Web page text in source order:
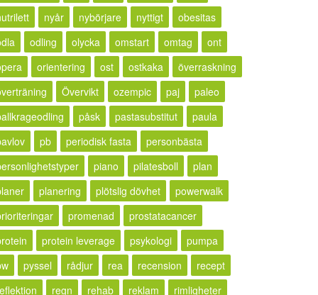
nyår nybörjare nyttigt
obesitas
odling olycka omstart omtag
ont
orientering ost ostkaka
överraskning
Övervikt ozempic paj
paleo
påsk pastasubstitut
paula
pb periodisk fasta
personbästa
piano pilatesboll
plan
planering plötslig dövhet
powerwalk
promenad
prostatacancer
protein leverage psykologi
pumpa
pyssel rådjur rea recension
recept
regn rehab reklam rimligheter